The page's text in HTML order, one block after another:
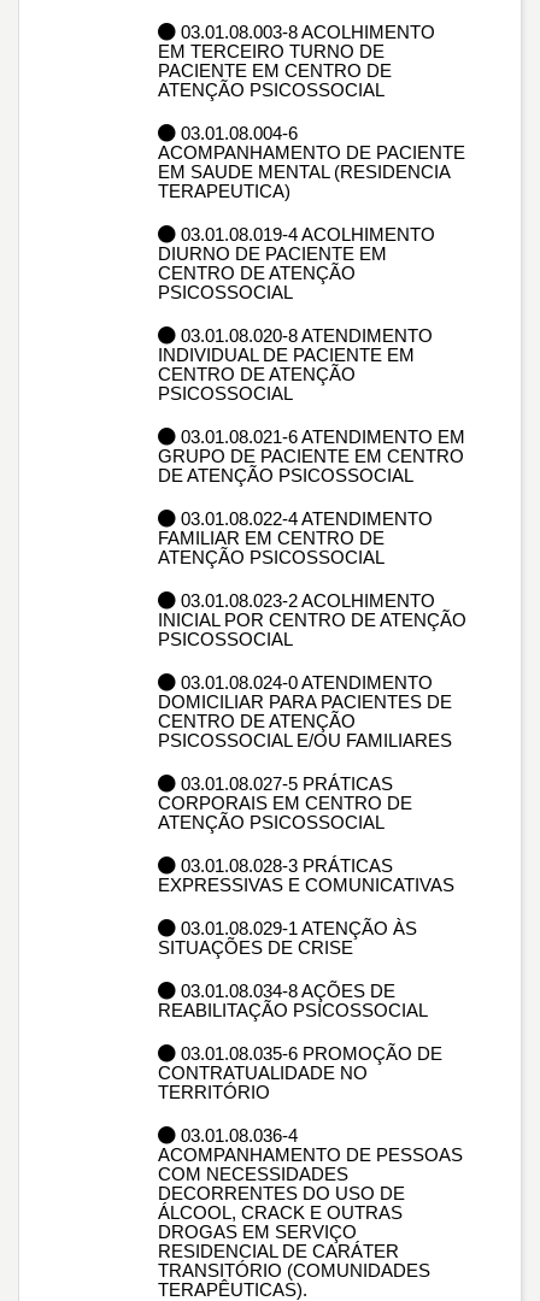
03.01.08.003-8 ACOLHIMENTO
EM TERCEIRO TURNO DE
PACIENTE EM CENTRO DE
ATENÇÃO PSICOSSOCIAL
03.01.08.004-6
ACOMPANHAMENTO DE PACIENTE
EM SAUDE MENTAL (RESIDENCIA
TERAPEUTICA)
03.01.08.019-4 ACOLHIMENTO
DIURNO DE PACIENTE EM
CENTRO DE ATENÇÃO
PSICOSSOCIAL
03.01.08.020-8 ATENDIMENTO
INDIVIDUAL DE PACIENTE EM
CENTRO DE ATENÇÃO
PSICOSSOCIAL
03.01.08.021-6 ATENDIMENTO EM
GRUPO DE PACIENTE EM CENTRO
DE ATENÇÃO PSICOSSOCIAL
03.01.08.022-4 ATENDIMENTO
FAMILIAR EM CENTRO DE
ATENÇÃO PSICOSSOCIAL
03.01.08.023-2 ACOLHIMENTO
INICIAL POR CENTRO DE ATENÇÃO
PSICOSSOCIAL
03.01.08.024-0 ATENDIMENTO
DOMICILIAR PARA PACIENTES DE
CENTRO DE ATENÇÃO
PSICOSSOCIAL E/OU FAMILIARES
03.01.08.027-5 PRÁTICAS
CORPORAIS EM CENTRO DE
ATENÇÃO PSICOSSOCIAL
03.01.08.028-3 PRÁTICAS
EXPRESSIVAS E COMUNICATIVAS
03.01.08.029-1 ATENÇÃO ÀS
SITUAÇÕES DE CRISE
03.01.08.034-8 AÇÕES DE
REABILITAÇÃO PSICOSSOCIAL
03.01.08.035-6 PROMOÇÃO DE
CONTRATUALIDADE NO
TERRITÓRIO
03.01.08.036-4
ACOMPANHAMENTO DE PESSOAS
COM NECESSIDADES
DECORRENTES DO USO DE
ÁLCOOL, CRACK E OUTRAS
DROGAS EM SERVIÇO
RESIDENCIAL DE CARÁTER
TRANSITÓRIO (COMUNIDADES
TERAPÊUTICAS).